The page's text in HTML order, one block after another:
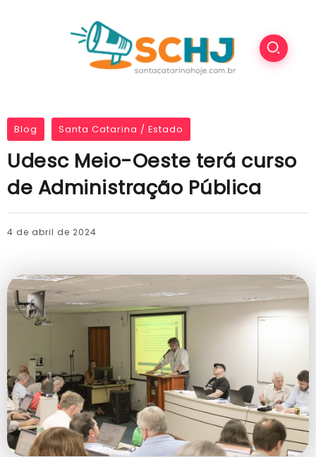
Blog Santa Catarina / Estado
Udesc Meio-Oeste terá curso
de Administração Pública
4 de abril de 2024